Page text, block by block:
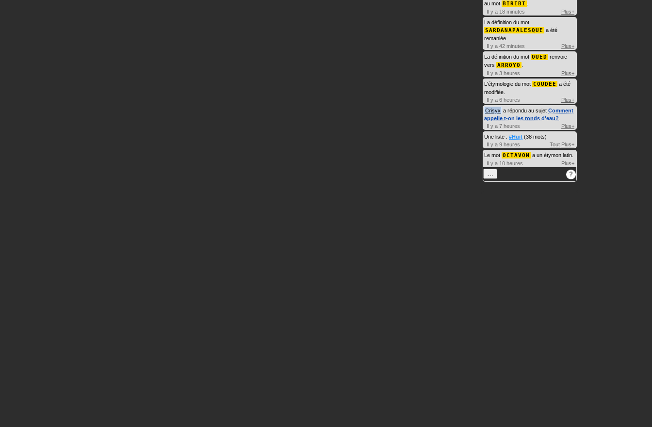
au mot BIRIBI
Il y a 18 minutes
Plus+
La définition du mot
SARDANAPALESQUE a été
remaniée.
Il y a 42 minutes
Plus+
La définition du mot OUED renvoie
vers ARROYO
Il y a 3 heures
Plus+
L'étymologie du mot COUDÉE a été
modifiée.
Il y a 6 heures
Plus+
Crisyx a répondu au sujet Comment
appelle t-on les ronds d'eau?
Il y a 7 heures
Plus+
Une liste : #Huit (38 mots)
Il y a 9 heures
Tout Plus+
Le mot OCTAVON a un étymon latin.
Il y a 10 heures
Plus+
… ?